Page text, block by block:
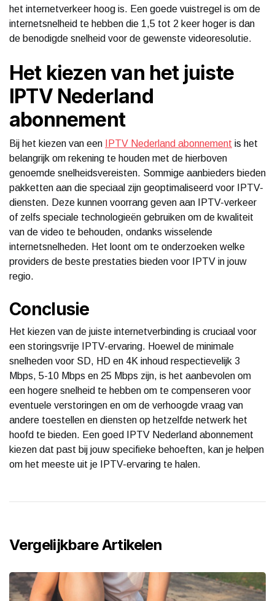
het internetverkeer hoog is. Een goede vuistregel is om de
internetsnelheid te hebben die 1,5 tot 2 keer hoger is dan
de benodigde snelheid voor de gewenste videoresolutie.
Het kiezen van het juiste
IPTV Nederland
abonnement
Bij het kiezen van een IPTV Nederland abonnement is het
belangrijk om rekening te houden met de hierboven
genoemde snelheidsvereisten. Sommige aanbieders bieden
pakketten aan die speciaal zijn geoptimaliseerd voor IPTV-
diensten. Deze kunnen voorrang geven aan IPTV-verkeer
of zelfs speciale technologieën gebruiken om de kwaliteit
van de video te behouden, ondanks wisselende
internetsnelheden. Het loont om te onderzoeken welke
providers de beste prestaties bieden voor IPTV in jouw
regio.
Conclusie
Het kiezen van de juiste internetverbinding is cruciaal voor
een storingsvrije IPTV-ervaring. Hoewel de minimale
snelheden voor SD, HD en 4K inhoud respectievelijk 3
Mbps, 5-10 Mbps en 25 Mbps zijn, is het aanbevolen om
een hogere snelheid te hebben om te compenseren voor
eventuele verstoringen en om de verhoogde vraag van
andere toestellen en diensten op hetzelfde netwerk het
hoofd te bieden. Een goed IPTV Nederland abonnement
kiezen dat past bij jouw specifieke behoeften, kan je helpen
om het meeste uit je IPTV-ervaring te halen.
Vergelijkbare Artikelen